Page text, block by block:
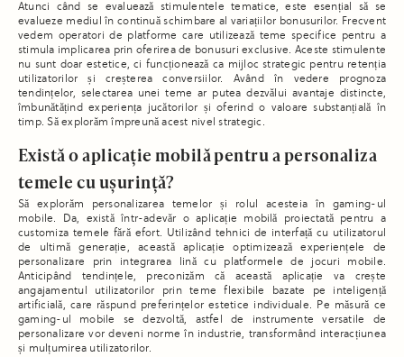
Atunci când se evaluează stimulentele tematice, este esențial să se
evalueze mediul în continuă schimbare al variațiilor bonusurilor. Frecvent
vedem operatori de platforme care utilizează teme specifice pentru a
stimula implicarea prin oferirea de bonusuri exclusive. Aceste stimulente
nu sunt doar estetice, ci funcționează ca mijloc strategic pentru retenția
utilizatorilor și creșterea conversiilor. Având în vedere prognoza
tendințelor, selectarea unei teme ar putea dezvălui avantaje distincte,
îmbunătățind experiența jucătorilor și oferind o valoare substanțială în
timp. Să explorăm împreună acest nivel strategic.
Există o aplicație mobilă pentru a personaliza
temele cu ușurință?
Să explorăm personalizarea temelor și rolul acesteia în gaming-ul
mobile. Da, există într-adevăr o aplicație mobilă proiectată pentru a
customiza temele fără efort. Utilizând tehnici de interfață cu utilizatorul
de ultimă generație, această aplicație optimizează experiențele de
personalizare prin integrarea lină cu platformele de jocuri mobile.
Anticipând tendințele, preconizăm că această aplicație va crește
angajamentul utilizatorilor prin teme flexibile bazate pe inteligență
artificială, care răspund preferințelor estetice individuale. Pe măsură ce
gaming-ul mobile se dezvoltă, astfel de instrumente versatile de
personalizare vor deveni norme în industrie, transformând interacțiunea
și mulțumirea utilizatorilor.